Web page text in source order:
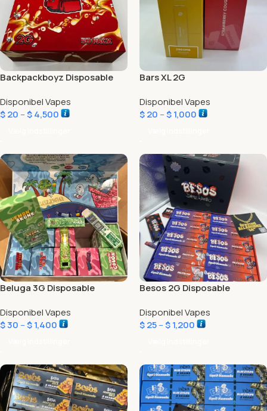
Backpackboyz Disposable
Disponibel Vapes
$20 –$4,500
Bars XL 2G
Disponibel Vapes
$20 –$1,000
Beluga 3G Disposable
Disponibel Vapes
$30 –$1,400
Besos 2G Disposable
Disponibel Vapes
$25–$1,200